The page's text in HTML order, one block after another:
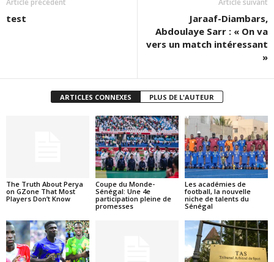
Article précédent
test
Article suivant
Jaraaf-Diambars,
Abdoulaye Sarr : « On va
vers un match intéressant
»
ARTICLES CONNEXES PLUS DE L'AUTEUR
The Truth About Perya
on GZone That Most
Players Don’t Know
Coupe du Monde-
Sénégal: Une 4e
participation pleine de
promesses
Les académies de
football, la nouvelle
niche de talents du
Sénégal